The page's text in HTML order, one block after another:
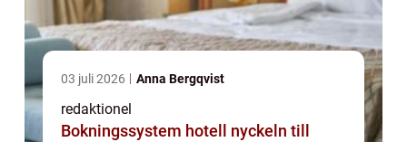
03 juli 2026 Anna Bergqvist
redaktionel
Bokningssystem hotell nyckeln till